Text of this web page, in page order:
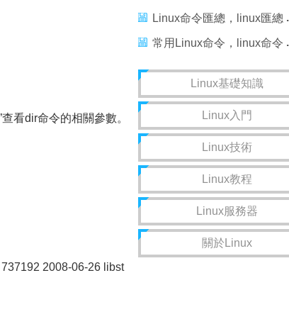
看dir命令的相關參數。
2008-06-26 libst
用命令，linux常用命令
Linux命令匯總，linux匯總
常用Linux命令，linux命令
Linux基礎知識
Linux入門
Linux技術
Linux教程
Linux服務器
關於Linux